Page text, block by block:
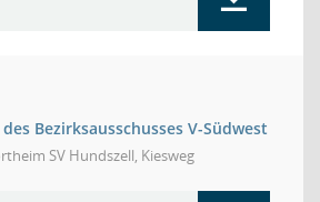
Bezirksausschusses V-Südwest
SV Hundszell, Kiesweg